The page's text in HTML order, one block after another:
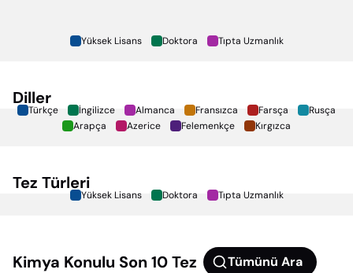
Yüksek Lisans Doktora Tıpta Uzmanlık
Diller
Türkçe İngilizce Almanca Fransızca Farsça
Rusça
Arapça
Azerice Felemenkçe Kırgızca
Tez Türleri
Yüksek Lisans Doktora Tıpta Uzmanlık
Kimya Konulu Son 10 Tez Tümünü Ara